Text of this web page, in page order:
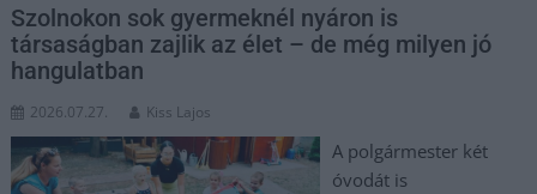
Szolnokon sok gyermeknél nyáron is
társaságban zajlik az élet – de még milyen jó
hangulatban
2026.07.27. Kiss Lajos
A polgármester két
óvodát is